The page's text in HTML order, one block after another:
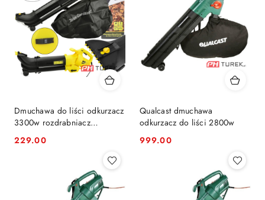
Dmuchawa do liści odkurzacz
3300w rozdrabniacz
Cena:
229.00
Qualcast dmuchawa
odkurzacz do liści 2800w
Cena:
999.00